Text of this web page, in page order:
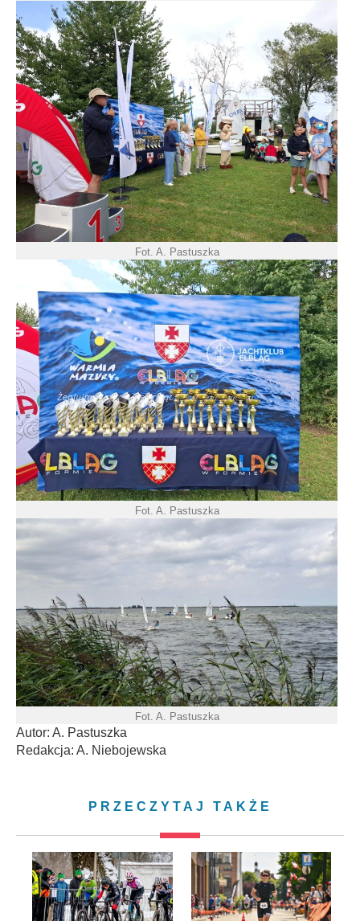
Fot. A. Pastuszka
Fot. A. Pastuszka
Fot. A. Pastuszka
Autor: A. Pastuszka
Redakcja: A. Niebojewska
PRZECZYTAJ TAKŻE